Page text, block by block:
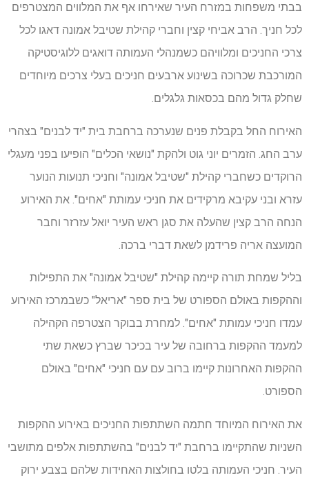
בבתי משפחות במזרח העיר שאירחו אף את המלווים המצטרפים
לכל חניך. הרב אביחי קצין וחברי קהילת שטיבל אמונה דאגו לכל
צרכי החניכים ומלוויהם כשמנהלי העמותה דואגים ללוגיסטיקה
המורכבת שכרוכה בשינוע ארבעים חניכים בעלי צרכים מיוחדים
שחלק גדול מהם בכסאות גלגלים.
האירוח החל בקבלת פנים שנערכה ברחבת בית "יד לבנים" בצהרי
ערב החג. הזמרים יוני גוט ולהקת "נושאי הכלים" הופיעו בפני מעגלי
הרוקדים כשחברי קהילת "שטיבל אמונה" וחניכי תנועות הנוער
עזרא ובני עקיבא מרקידים את חניכי עמותת "אחים". את האירוע
הנחה הרב קצין שהעלה את סגן ראש העיר יואל עזרזר וחבר
המועצה אריה פרידמן לשאת דברי ברכה.
בליל שמחת תורה קיימה קהילת "שטיבל אמונה" את התפילות
וההקפות באולם הספורט של בית ספר "אריאל" כשבמרכז האירוע
עמדו חניכי עמותת "אחים". למחרת בבוקר הצטרפה הקהילה
למעמד ההקפות ברחובה של עיר בכיכר שברץ כשאת שתי
ההקפות האחרונות קיימו ברוב עם עם חניכי "אחים" באולם
הספורט.
את האירוח המיוחד חתמה השתתפות החניכים באירוע ההקפות
השניות שהתקיימו ברחבת "יד לבנים" בהשתתפות אלפים מתושבי
העיר. חניכי העמותה בלטו בחולצות האחידות שלהם בצבע ירוק